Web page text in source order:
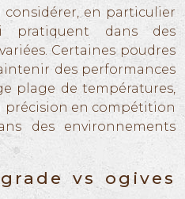
en particulier
dans des
Certaines poudres
des performances
plage de températures,
précision en compétition
des environnements
vs ogives